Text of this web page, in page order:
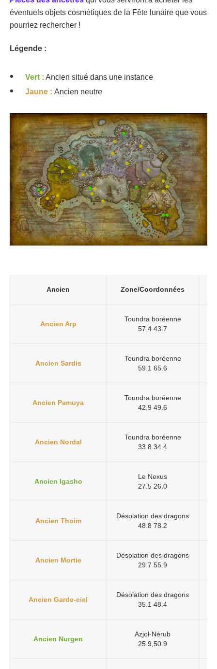
éventuels objets cosmétiques de la Fête lunaire que vous
pourriez rechercher !
Légende :
Vert : Ancien situé dans une instance
Jaune : Ancien neutre
Ancien Zone/Coordonnées
Ancien Arp
Toundra boréenne
57.4 43.7
Ancien Sardis
Toundra boréenne
59.1 65.6
Ancien Pamuya
Toundra boréenne
42.9 49.6
Ancien Nordal
Toundra boréenne
33.8 34.4
Ancien Igasho
Le Nexus
27.5 26.0
Ancien Thoim
Désolation des dragons
48.8 78.2
Ancien Mortie
Désolation des dragons
29.7 55.9
Ancien Garde-ciel
Désolation des dragons
35.1 48.4
Ancien Nurgen
Azjol-Nérub
25.9,50.9